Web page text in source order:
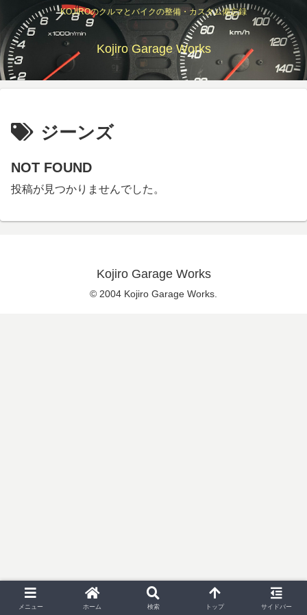
KOJIROのクルマとバイクの整備・カスタム備忘録
Kojiro Garage Works
ジーンズ
NOT FOUND
投稿が見つかりませんでした。
Kojiro Garage Works
© 2004 Kojiro Garage Works.
メニュー ホーム 検索 トップ サイドバー